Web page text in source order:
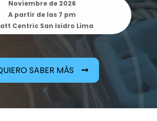
Noviembre de 2026
A partir de las 7 pm
Centric San Isidro Lima
SABER MÁS